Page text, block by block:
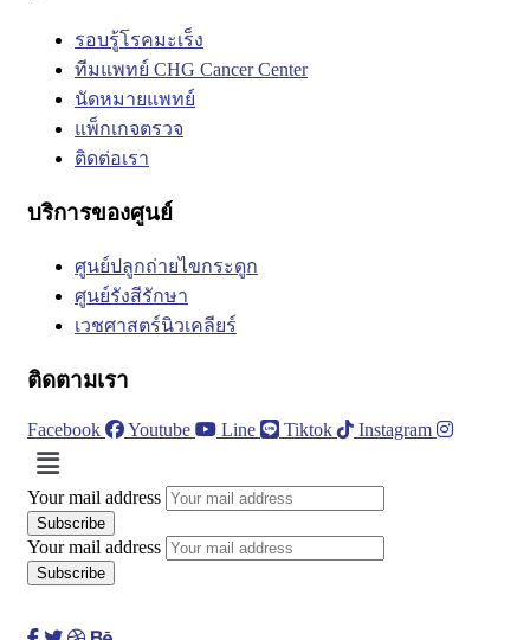
รอบรู้โรคมะเร็ง
ทีมแพทย์ CHG Cancer Center
นัดหมายแพทย์
แพ็กเกจตรวจ
ติดต่อเรา
บริการของศูนย์
ศูนย์ปลูกถ่ายไขกระดูก
ศูนย์รังสีรักษา
เวชศาสตร์นิวเคลียร์
ติดตามเรา
Facebook Youtube Line Tiktok Instagram
Menu
Your mail address
Your mail address